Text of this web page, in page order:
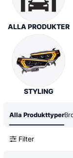
ALLA PRODUKTER
STYLING
Alla Produkttyper
Filter